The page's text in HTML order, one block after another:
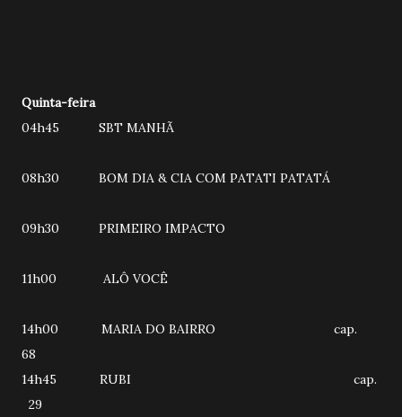
Quinta-feira
04h45 SBT MANHÃ
08h30 BOM DIA & CIA COM PATATI PATATÁ
09h30 PRIMEIRO IMPACTO
11h00 ALÔ VOCÊ
14h00 MARIA DO BAIRRO cap.
68
14h45 RUBI cap.
29